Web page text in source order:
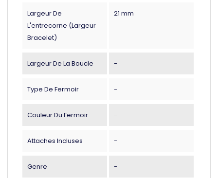
Largeur De
L'entrecorne (largeur
Bracelet)
21 mm
Largeur De La Boucle -
Type De Fermoir -
Couleur Du Fermoir -
Attaches Incluses -
Genre -